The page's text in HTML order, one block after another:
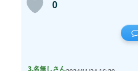
0
3.名無しさん